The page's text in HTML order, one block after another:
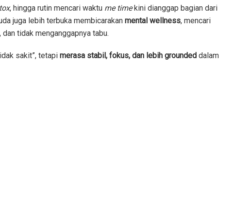
, hingga rutin mencari waktu me timekini dianggap bagian dari
juga lebih terbuka membicarakan mental wellness, mencari
tidak menganggapnya tabu.
sakit”, tetapi merasa stabil, fokus, dan lebih grounded dalam